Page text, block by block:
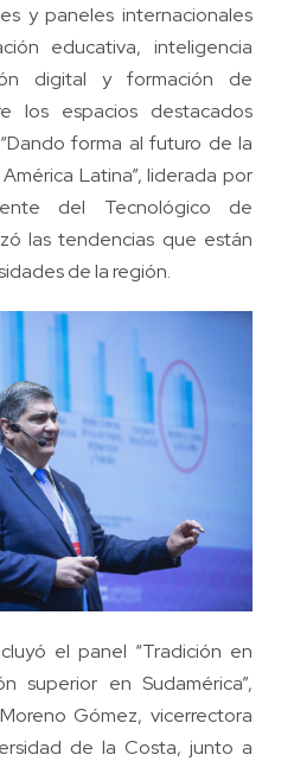
y paneles internacionales
educativa, inteligencia
digital y formación de
los espacios destacados
forma al futuro de la
Latina”, liderada por
del Tecnológico de
las tendencias que están
de la región.
el panel “Tradición en
superior en Sudamérica”,
Gómez, vicerrectora
de la Costa, junto a